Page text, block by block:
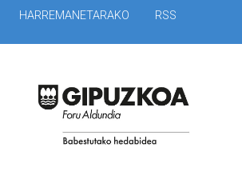
HARREMANETARAKO RSS